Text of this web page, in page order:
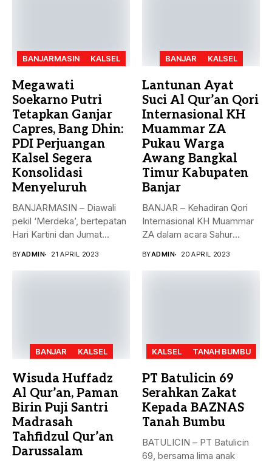
BANJARMASIN KALSEL
Megawati
Soekarno Putri
Tetapkan Ganjar
Capres, Bang Dhin:
PDI Perjuangan
Kalsel Segera
Konsolidasi
Menyeluruh
BANJARMASIN – Diawali
pekil ‘Merdeka’, bertepatan
Hari Kartini dan Jumat
BYADMIN 21 APRIL 2023
BANJAR KALSEL
Lantunan Ayat
Suci Al Qur’an Qori
Internasional KH
Muammar ZA
Pukau Warga
Awang Bangkal
Timur Kabupaten
Banjar
BANJAR – Kehadiran Qori
Internasional KH Muammar
ZA dalam acara Sahur
BYADMIN 20 APRIL 2023
BANJAR KALSEL
Wisuda Huffadz
Al Qur’an, Paman
Birin Puji Santri
Madrasah
Tahfidzul Qur’an
Darussalam
KALSEL TANAH BUMBU
PT Batulicin 69
Serahkan Zakat
Kepada BAZNAS
Tanah Bumbu
BATULICIN – PT Batulicin
69, bersama lima anak